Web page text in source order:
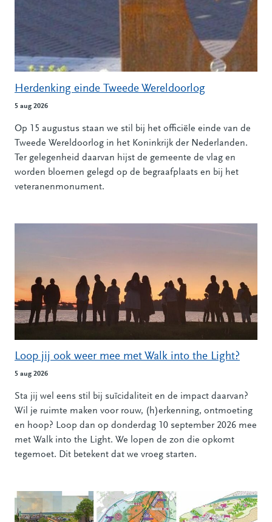
Herdenking einde Tweede Wereldoorlog
5 aug 2026
Op 15 augustus staan we stil bij het officiële einde van de
Tweede Wereldoorlog in het Koninkrijk der Nederlanden.
Ter gelegenheid daarvan hijst de gemeente de vlag en
worden bloemen gelegd op de begraafplaats en bij het
veteranenmonument.
Loop jij ook weer mee met Walk into the Light?
5 aug 2026
Sta jij wel eens stil bij suïcidaliteit en de impact daarvan?
Wil je ruimte maken voor rouw, (h)erkenning, ontmoeting
en hoop? Loop dan op donderdag 10 september 2026 mee
met Walk into the Light. We lopen de zon die opkomt
tegemoet. Dit betekent dat we vroeg starten.